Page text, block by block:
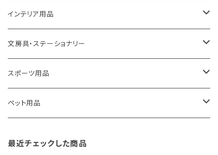
ROOTOTE
100percent
藤田金属
TG
トートバッグ
保冷バッグ
リュックサック
ショルダーバッグ
キッチンペーパーホルダー
食器・テーブルウェア
ゴミ箱
収納用品
洗面用品
掃除・洗濯用品
トイレ用品
バス用品
インテリア用品
アイロン台
アクセサリー収納
ウェットティッシュケース
文房具・ステーショナリー
筆記具・ペン
ノート
スポーツ用品
卓球用品
ペット用品
最近チェックした商品